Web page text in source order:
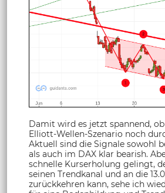
Damit wird es jetzt spannend,
Elliott-Wellen-Szenario noch
Aktuell sind die Signale sowohl
als auch im DAX klar bearish.
schnelle Kurserholung gelingt,
seinen Trendkanal und an die
zurückkehren kann, sehe ich